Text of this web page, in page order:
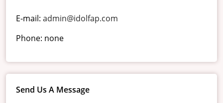
E-mail: admin@idolfap.com
Phone: none
Send Us A Message